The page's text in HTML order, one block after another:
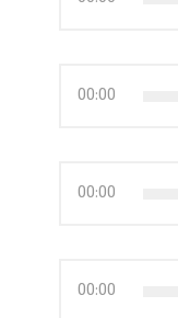
00:00
00:00
00:00